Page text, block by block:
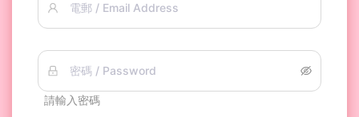
電郵 / Email Address
密碼 / Password
請輸入密碼